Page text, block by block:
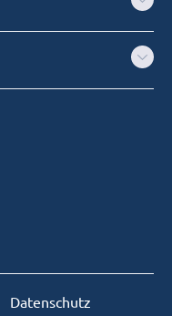
Datenschutz